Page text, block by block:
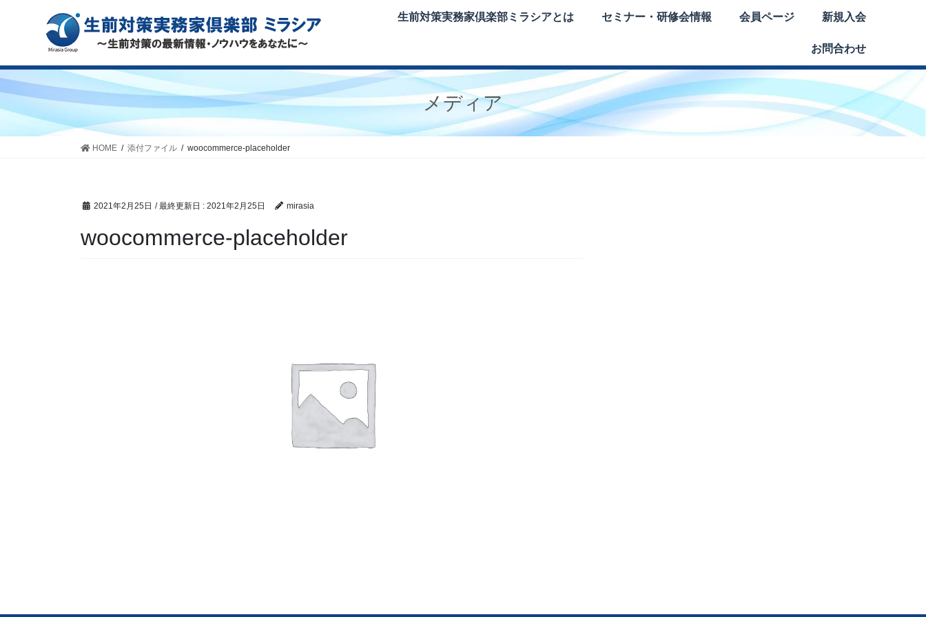
生前対策実務家倶楽部ミラシアとは セミナー・研修会情報 会員ページ 新規入会
お問合わせ
メディア
HOME 添付ファイル woocommerce-placeholder
2021年2月25日 / 最終更新日 : 2021年2月25日 mirasia
woocommerce-placeholder